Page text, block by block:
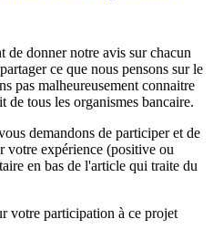
de donner notre avis sur chacun
ce que nous pensons sur le
pas malheureusement connaitre
de tous les organismes bancaire.
demandons de participer et de
votre expérience (positive ou
en bas de l'article qui traite du
votre participation à ce projet